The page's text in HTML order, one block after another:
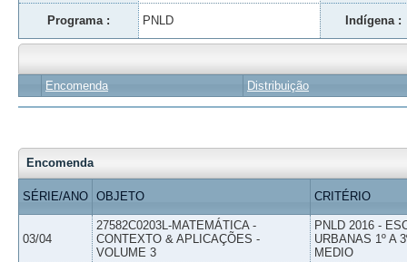
Programa : PNLD Indígena :
Encomenda Distribuição
Encomenda
SÉRIE/ANO OBJETO CRITÉRIO
03/04
27582C0203L-MATEMÁTICA -
CONTEXTO & APLICAÇÕES -
VOLUME 3
PNLD 2016 -
URBANAS 1º A
MEDIO